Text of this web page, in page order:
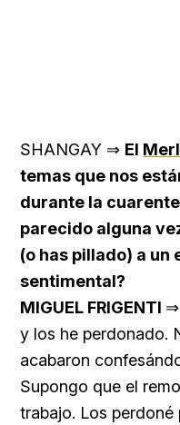
SHANGAY ⇒ El
temas que nos
durante la
parecido alguna
(o has pillado) a un
sentimental?
MIGUEL FRIGENTI ⇒
y los he perdonado.
acabaron
Supongo que el
trabajo. Los